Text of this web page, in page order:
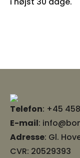
Telefon: +45
E-mail:
Adresse: Gl.
CVR: 20529393